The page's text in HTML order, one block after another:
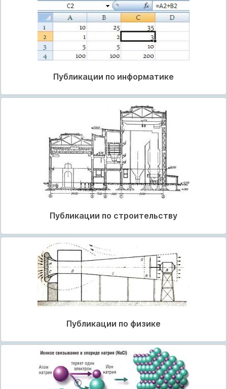
Публикации по информатике
Публикации по строительству
Публикации по физике